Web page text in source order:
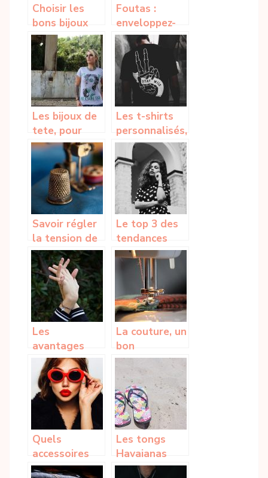
Choisir les
bons bijoux
pour parfaire
son look
Foutas :
enveloppez-
vous de
douceur et de
style pour un
confort
inegale
Les bijoux de
tete, pour
qu’elle apport
dans votre
look?
Les t-shirts
personnalisés,
leurs points
positifs
Savoir régler
la tension de
votre
surjeteuse
Le top 3 des
tendances
printemps
2020
Les
avantages
des bijoux
sur-mesure
La couture, un
bon
divertissement
pour la
famille durant
le week-end
Quels
accessoires
de mode offrir
Les tongs
Havaianas
pour tous, un